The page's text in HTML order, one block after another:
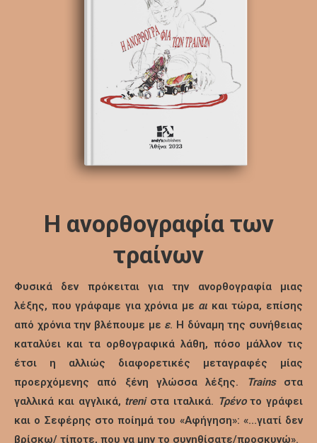
Η ανορθογραφία των
τραίνων
Φυσικά δεν πρόκειται για την ανορθογραφία μιας
λέξης, που γράφαμε για χρόνια με αι και τώρα, επίσης
από χρόνια την βλέπουμε με ε. Η δύναμη της συνήθειας
καταλύει και τα ορθογραφικά λάθη, πόσο μάλλον τις
έτσι η αλλιώς διαφορετικές μεταγραφές μίας
προερχόμενης από ξένη γλώσσα λέξης.
Trainsστα
γαλλικά και αγγλικά, treniστα ιταλικά. Τρένοτο γράφει
και ο Σεφέρης στο ποίημά του «Αφήγηση»: «…γιατί δεν
βρίσκω/ τίποτε, που να μην το συνηθίσατε/προσκυνώ».